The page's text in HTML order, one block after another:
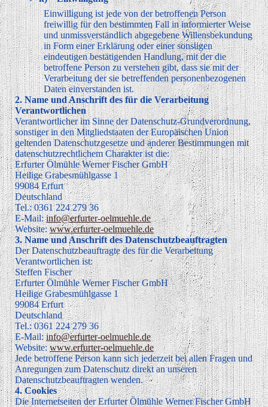
Einwilligung ist jede von der betroffenen Person
freiwillig für den bestimmten Fall in informierter Weise
und unmissverständlich abgegebene Willensbekundung
in Form einer Erklärung oder einer sonstigen
eindeutigen bestätigenden Handlung, mit der die
betroffene Person zu verstehen gibt, dass sie mit der
Verarbeitung der sie betreffenden personenbezogenen
Daten einverstanden ist.
2. Name und Anschrift des für die Verarbeitung
Verantwortlichen
Verantwortlicher im Sinne der Datenschutz-Grundverordnung,
sonstiger in den Mitgliedstaaten der Europäischen Union
geltenden Datenschutzgesetze und anderer Bestimmungen mit
datenschutzrechtlichem Charakter ist die:
Erfurter Ölmühle Werner Fischer GmbH
Heilige Grabesmühlgasse 1
99084 Erfurt
Deutschland
Tel.: 0361 224 279 36
E-Mail:info@erfurter-oelmuehle.de
Website: www.erfurter-oelmuehle.de
3. Name und Anschrift des Datenschutzbeauftragten
Der Datenschutzbeauftragte des für die Verarbeitung
Verantwortlichen ist:
Steffen Fischer
Erfurter Ölmühle Werner Fischer GmbH
Heilige Grabesmühlgasse 1
99084 Erfurt
Deutschland
Tel.: 0361 224 279 36
E-Mail:info@erfurter-oelmuehle.de
Website: www.erfurter-oelmuehle.de
Jede betroffene Person kann sich jederzeit bei allen Fragen und
Anregungen zum Datenschutz direkt an unseren
Datenschutzbeauftragten wenden.
4. Cookies
Die Internetseiten der Erfurter Ölmühle Werner Fischer GmbH